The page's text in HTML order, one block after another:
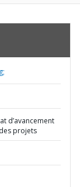
d’avancement
projets